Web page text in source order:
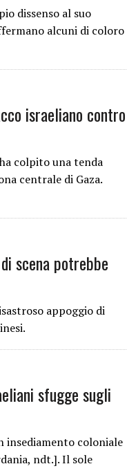
dissenso al suo
alcuni di coloro
israeliano contro
colpito una tenda
centrale di Gaza.
scena potrebbe
appoggio di
sfugge sugli
insediamento coloniale
ndt.]. Il sole